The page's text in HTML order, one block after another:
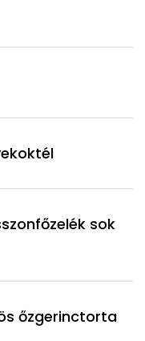
sok
őzgerinctorta